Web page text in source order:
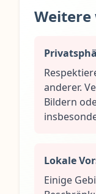
anderer.
Bildern
Lokale
Einige